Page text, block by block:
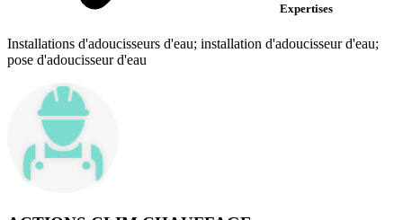
Expertises
Installations d'adoucisseurs d'eau; installation d'adoucisseur d'eau;
pose d'adoucisseur d'eau